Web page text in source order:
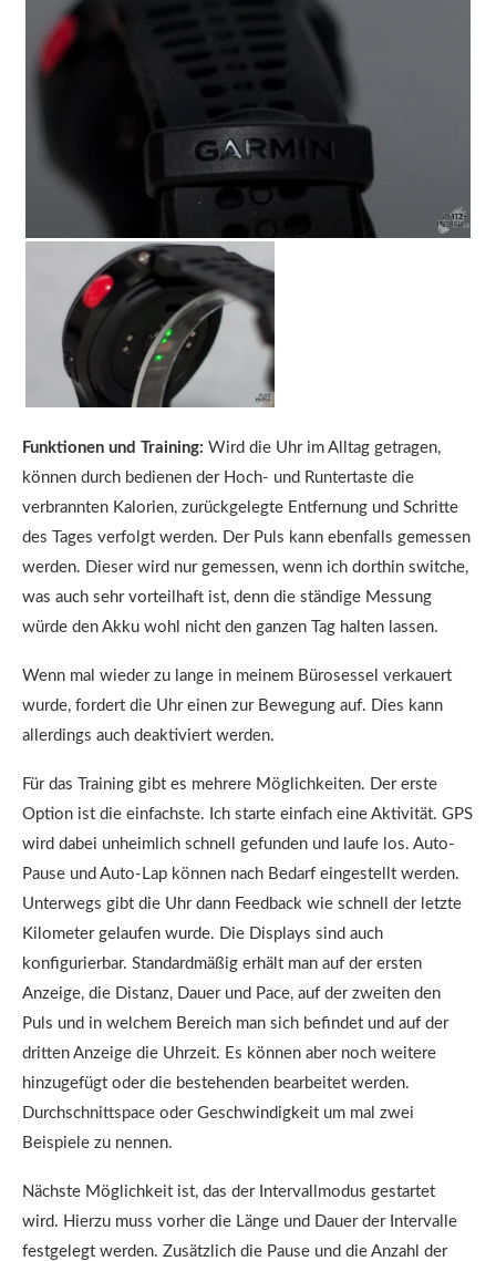
Funktionen und Training: Wird die Uhr im Alltag getragen,
können durch bedienen der Hoch- und Runtertaste die
verbrannten Kalorien, zurückgelegte Entfernung und Schritte
des Tages verfolgt werden. Der Puls kann ebenfalls gemessen
werden. Dieser wird nur gemessen, wenn ich dorthin switche,
was auch sehr vorteilhaft ist, denn die ständige Messung
würde den Akku wohl nicht den ganzen Tag halten lassen.
Wenn mal wieder zu lange in meinem Bürosessel verkauert
wurde, fordert die Uhr einen zur Bewegung auf. Dies kann
allerdings auch deaktiviert werden.
Für das Training gibt es mehrere Möglichkeiten. Der erste
Option ist die einfachste. Ich starte einfach eine Aktivität. GPS
wird dabei unheimlich schnell gefunden und laufe los. Auto-
Pause und Auto-Lap können nach Bedarf eingestellt werden.
Unterwegs gibt die Uhr dann Feedback wie schnell der letzte
Kilometer gelaufen wurde. Die Displays sind auch
konfigurierbar. Standardmäßig erhält man auf der ersten
Anzeige, die Distanz, Dauer und Pace, auf der zweiten den
Puls und in welchem Bereich man sich befindet und auf der
dritten Anzeige die Uhrzeit. Es können aber noch weitere
hinzugefügt oder die bestehenden bearbeitet werden.
Durchschnittspace oder Geschwindigkeit um mal zwei
Beispiele zu nennen.
Nächste Möglichkeit ist, das der Intervallmodus gestartet
wird. Hierzu muss vorher die Länge und Dauer der Intervalle
festgelegt werden. Zusätzlich die Pause und die Anzahl der